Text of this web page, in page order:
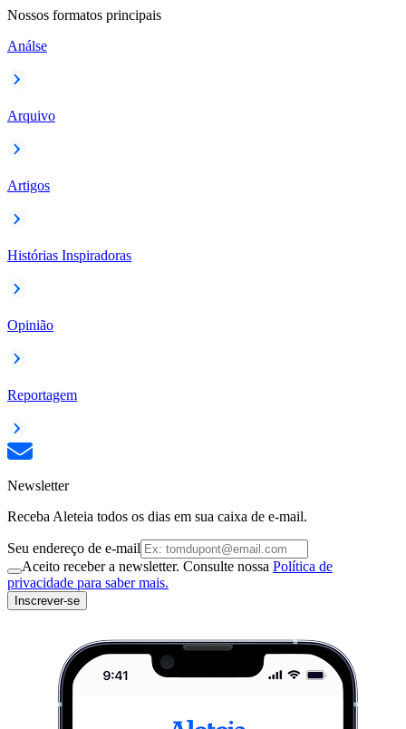
Nossos formatos principais
Análse
Arquivo
Artigos
Histórias Inspiradoras
Opinião
Reportagem
Newsletter
Receba Aleteia todos os dias em sua caixa de e-mail.
Seu endereço de e-mail
Aceito receber a newsletter. Consulte nossa Política de
privacidade para saber mais.
Inscrever-se